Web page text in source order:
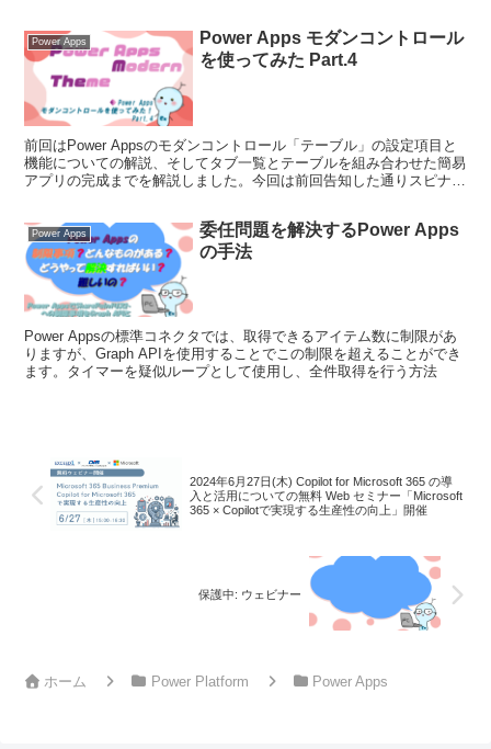
Power Apps
Power Apps モダンコントロール
を使ってみた Part.4
前回はPower Appsのモダンコントロール「テーブル」の設定項目と
機能についての解説、そしてタブ一覧とテーブルを組み合わせた簡易
アプリの完成までを解説しました。今回は前回告知した通りスピナー
Power Apps
委任問題を解決するPower Apps
の手法
Power Appsの標準コネクタでは、取得できるアイテム数に制限があ
りますが、Graph APIを使用することでこの制限を超えることができ
ます。タイマーを疑似ループとして使用し、全件取得を行う方法
2024年6月27日(木) Copilot for Microsoft 365 の導
入と活用についての無料 Web セミナー「Microsoft
365 × Copilotで実現する生産性の向上」開催
保護中: ウェビナー
ホーム Power Platform Power Apps